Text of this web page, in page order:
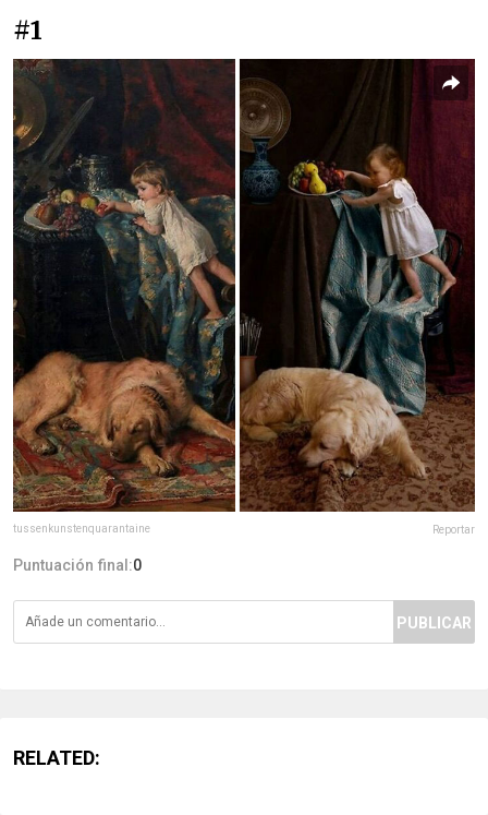
#1
tussenkunstenquarantaine Reportar
Puntuación final:0
PUBLICAR
RELATED: